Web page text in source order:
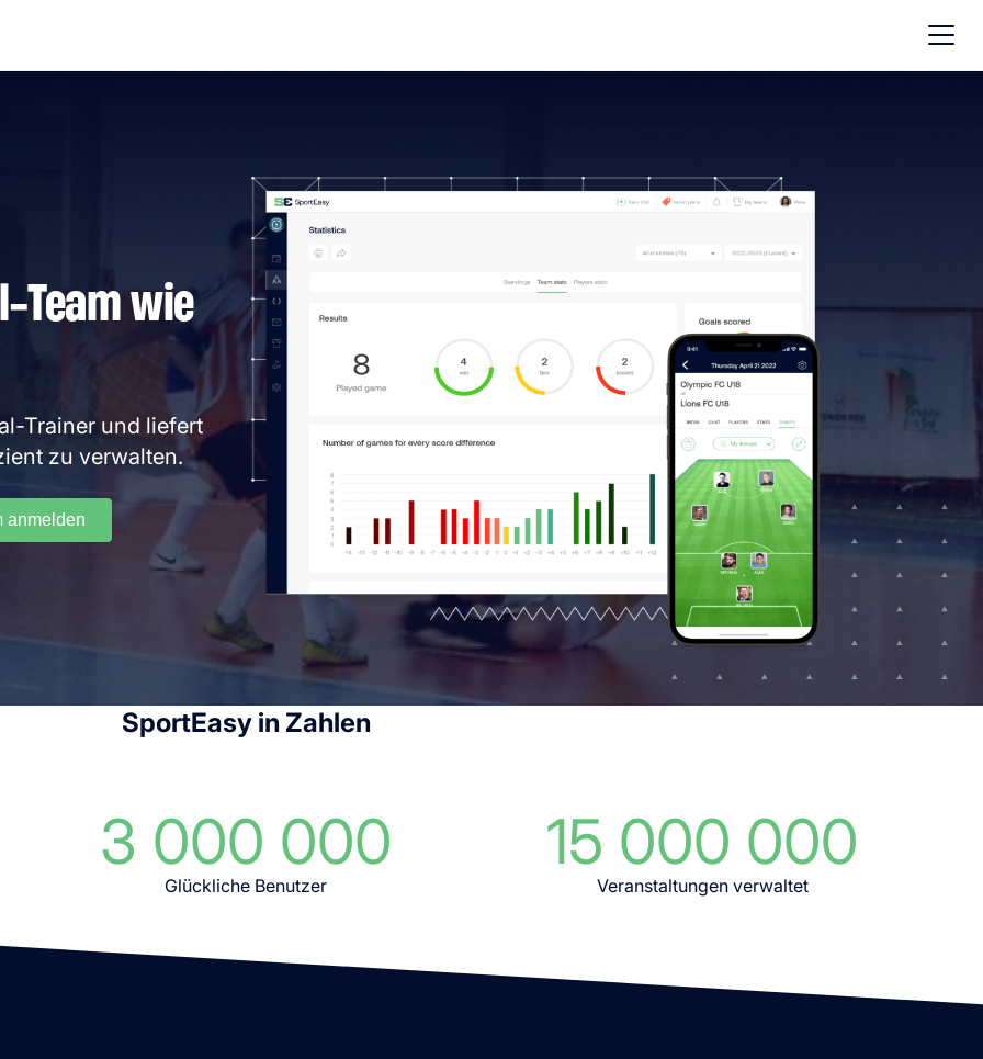
Team wie
Trainer und liefert
zu verwalten.
anmelden
SportEasy in Zahlen
3 000 000
Glückliche Benutzer
15 000 000
Veranstaltungen verwaltet